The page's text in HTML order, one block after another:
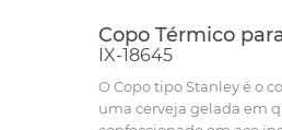
Copo Térmico
IX-18645
O Copo tipo Stanley é o
uma cerveja gelada em